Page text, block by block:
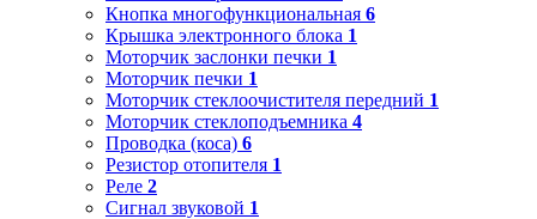
Кнопка многофункциональная 6
Крышка электронного блока 1
Моторчик заслонки печки 1
Моторчик печки 1
Моторчик стеклоочистителя передний 1
Моторчик стеклоподъемника 4
Проводка (коса) 6
Резистор отопителя 1
Реле 2
Сигнал звуковой 1